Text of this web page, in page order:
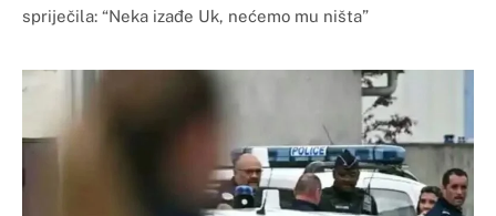
spriječila: “Neka izađe Uk, nećemo mu ništa”